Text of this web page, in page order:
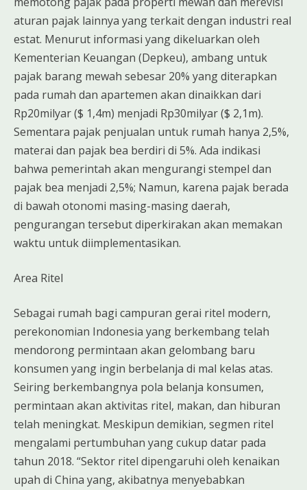
aturan pajak lainnya yang terkait dengan industri real
estat. Menurut informasi yang dikeluarkan oleh
Kementerian Keuangan (Depkeu), ambang untuk
pajak barang mewah sebesar 20% yang diterapkan
pada rumah dan apartemen akan dinaikkan dari
Rp20milyar ($ 1,4m) menjadi Rp30milyar ($ 2,1m).
Sementara pajak penjualan untuk rumah hanya 2,5%,
materai dan pajak bea berdiri di 5%. Ada indikasi
bahwa pemerintah akan mengurangi stempel dan
pajak bea menjadi 2,5%; Namun, karena pajak berada
di bawah otonomi masing-masing daerah,
pengurangan tersebut diperkirakan akan memakan
waktu untuk diimplementasikan.
Area Ritel
Sebagai rumah bagi campuran gerai ritel modern,
perekonomian Indonesia yang berkembang telah
mendorong permintaan akan gelombang baru
konsumen yang ingin berbelanja di mal kelas atas.
Seiring berkembangnya pola belanja konsumen,
permintaan akan aktivitas ritel, makan, dan hiburan
telah meningkat. Meskipun demikian, segmen ritel
mengalami pertumbuhan yang cukup datar pada
tahun 2018. “Sektor ritel dipengaruhi oleh kenaikan
upah di China yang, akibatnya menyebabkan